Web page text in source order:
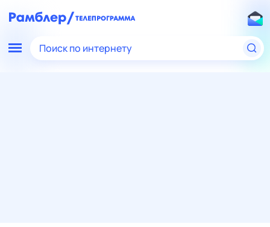
Поиск по интернету